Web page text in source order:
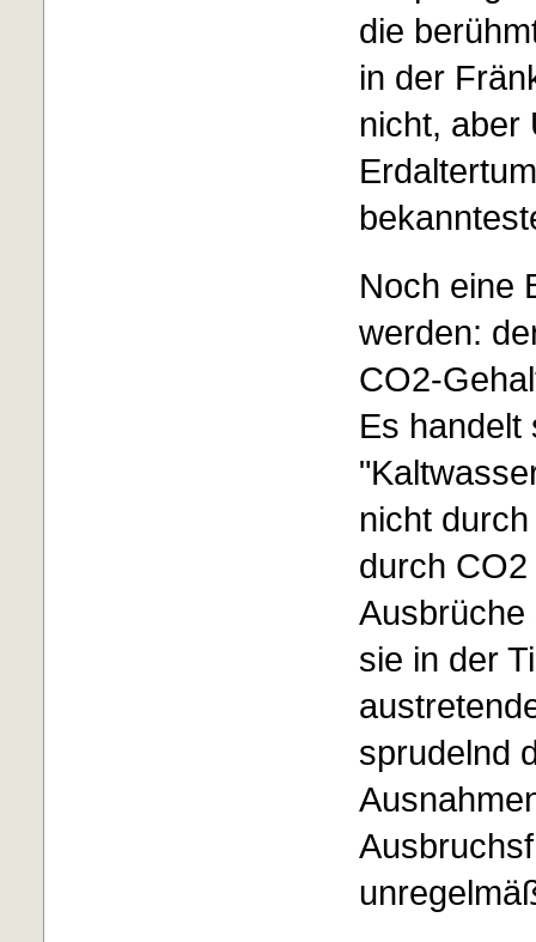
die
in der
nicht, aber
Noch eine
werden:
CO2-
Es handelt
nicht
durch
Ausbrüche
sie in der
sprudelnd